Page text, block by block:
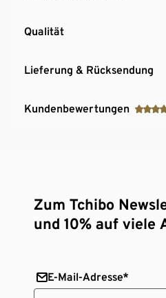
Qualität
Lieferung & Rücksendung
Kundenbewertungen
Zum Tchibo
und 10% auf viele
E-Mail-Adresse*